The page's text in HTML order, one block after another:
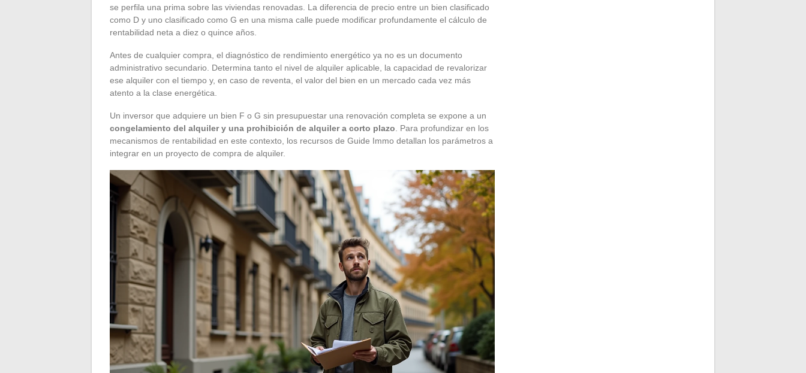
se perfila una prima sobre las viviendas renovadas. La diferencia de precio entre un bien clasificado
como D y uno clasificado como G en una misma calle puede modificar profundamente el cálculo de
rentabilidad neta a diez o quince años.
Antes de cualquier compra, el diagnóstico de rendimiento energético ya no es un documento
administrativo secundario. Determina tanto el nivel de alquiler aplicable, la capacidad de revalorizar
ese alquiler con el tiempo y, en caso de reventa, el valor del bien en un mercado cada vez más
atento a la clase energética.
Un inversor que adquiere un bien F o G sin presupuestar una renovación completa se expone a un
congelamiento del alquiler y una prohibición de alquiler a corto plazo . Para profundizar en los
mecanismos de rentabilidad en este contexto, los recursos de Guide Immo detallan los parámetros a
integrar en un proyecto de compra de alquiler.